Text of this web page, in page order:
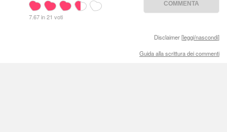
7.67 in 21 voti
Disclaimer [leggi/nascondi]
Guida alla scrittura dei commenti